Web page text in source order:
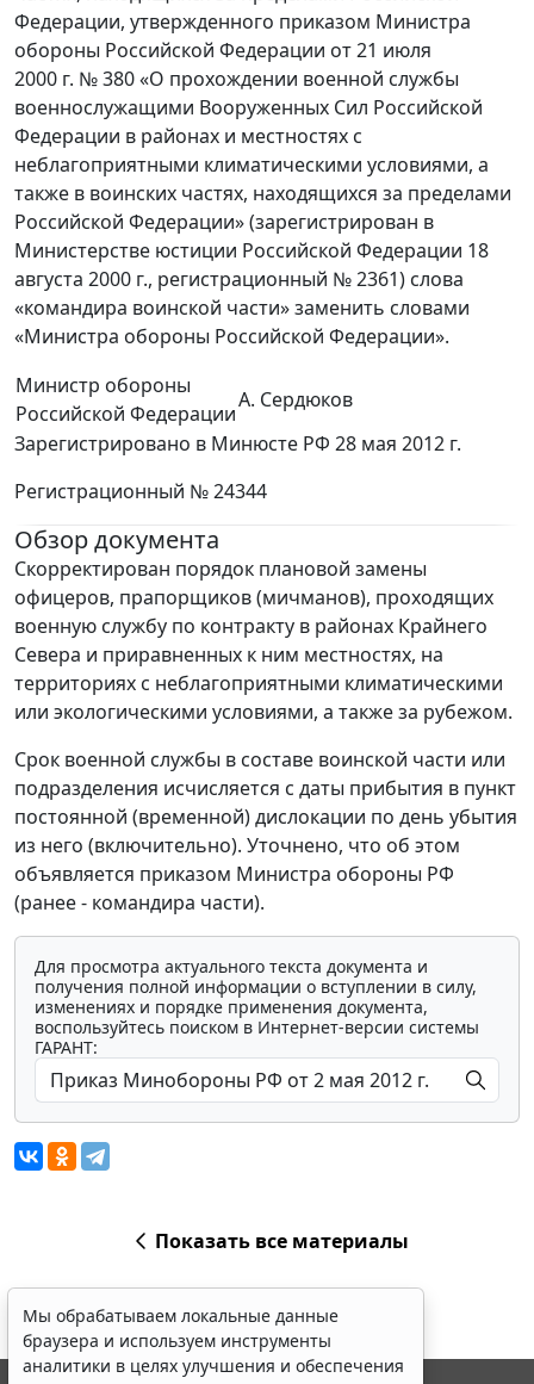
Федерации, утвержденного приказом Министра
обороны Российской Федерации от 21 июля
2000 г. № 380 «О прохождении военной службы
военнослужащими Вооруженных Сил Российской
Федерации в районах и местностях с
неблагоприятными климатическими условиями, а
также в воинских частях, находящихся за пределами
Российской Федерации» (зарегистрирован в
Министерстве юстиции Российской Федерации 18
августа 2000 г., регистрационный № 2361) слова
«командира воинской части» заменить словами
«Министра обороны Российской Федерации».
Министр обороны
Российской Федерации
А. Сердюков
Зарегистрировано в Минюсте РФ 28 мая 2012 г.
Регистрационный № 24344
Обзор документа
Скорректирован порядок плановой замены
офицеров, прапорщиков (мичманов), проходящих
военную службу по контракту в районах Крайнего
Севера и приравненных к ним местностях, на
территориях с неблагоприятными климатическими
или экологическими условиями, а также за рубежом.
Срок военной службы в составе воинской части или
подразделения исчисляется с даты прибытия в пункт
постоянной (временной) дислокации по день убытия
из него (включительно). Уточнено, что об этом
объявляется приказом Министра обороны РФ
(ранее - командира части).
Для просмотра актуального текста документа и
получения полной информации о вступлении в силу,
изменениях и порядке применения документа,
воспользуйтесь поиском в Интернет-версии системы
ГАРАНТ:
Показать все материалы
Мы обрабатываем локальные данные
браузера и используем инструменты
аналитики в целях улучшения и обеспечения